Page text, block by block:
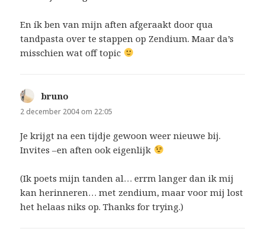
En ík ben van mijn aften afgeraakt door qua
tandpasta over te stappen op Zendium. Maar da’s
misschien wat off topic
bruno
2 december 2004 om 22:05
Je krijgt na een tijdje gewoon weer nieuwe bij.
Invites –en aften ook eigenlijk
(Ik poets mijn tanden al… errm langer dan ik mij
kan herinneren… met zendium, maar voor mij lost
het helaas niks op. Thanks for trying.)